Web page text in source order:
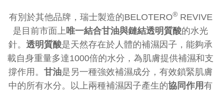
有別於其他品牌，瑞士製造的BELOTERO®REVIVE
是目前市面上 唯一結合甘油與鏈結透明質酸的水光
針。 透明質酸是天然存在於人體的補濕因子，能夠承
載自身重量多達1000倍的水分，為肌膚提供補濕和支
撐作用。 甘油是另一種強效補濕成分，有效鎖緊肌膚
中的所有水分。以上兩種補濕因子產生的協同作用有